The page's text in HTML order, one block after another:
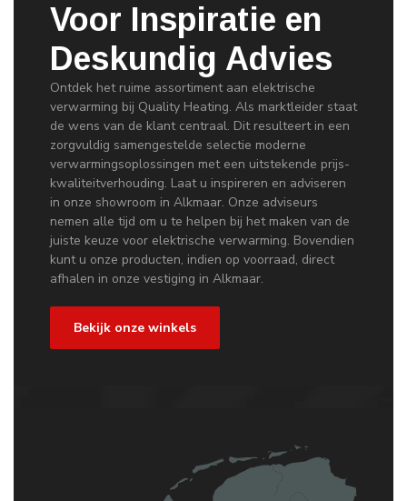
Voor Inspiratie en
Deskundig Advies
Ontdek het ruime assortiment aan elektrische
verwarming bij Quality Heating. Als marktleider staat
de wens van de klant centraal. Dit resulteert in een
zorgvuldig samengestelde selectie moderne
verwarmingsoplossingen met een uitstekende prijs-
kwaliteitverhouding. Laat u inspireren en adviseren
in onze showroom in Alkmaar. Onze adviseurs
nemen alle tijd om u te helpen bij het maken van de
juiste keuze voor elektrische verwarming. Bovendien
kunt u onze producten, indien op voorraad, direct
afhalen in onze vestiging in Alkmaar.
Bekijk onze winkels